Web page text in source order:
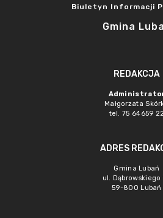
Biuletyn Informacji
Gmina
REDAKCJA
Małgorzata
tel. 75 64659
ADRES
Gmina Lubań
ul. Dąbrowskiego
59-800 Lubań